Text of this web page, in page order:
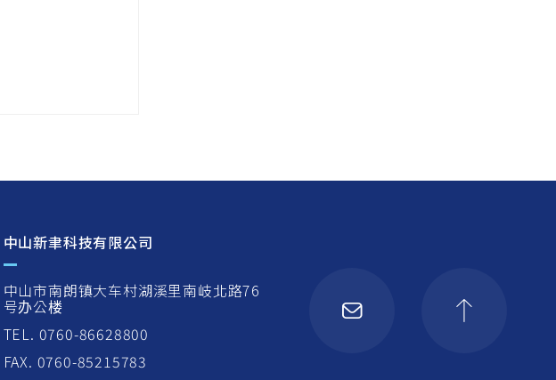
中山新聿科技有限公司
中山市南朗镇大车村湖溪里南岐北路76
号办公楼
TEL. 0760-86628800
FAX. 0760-85215783